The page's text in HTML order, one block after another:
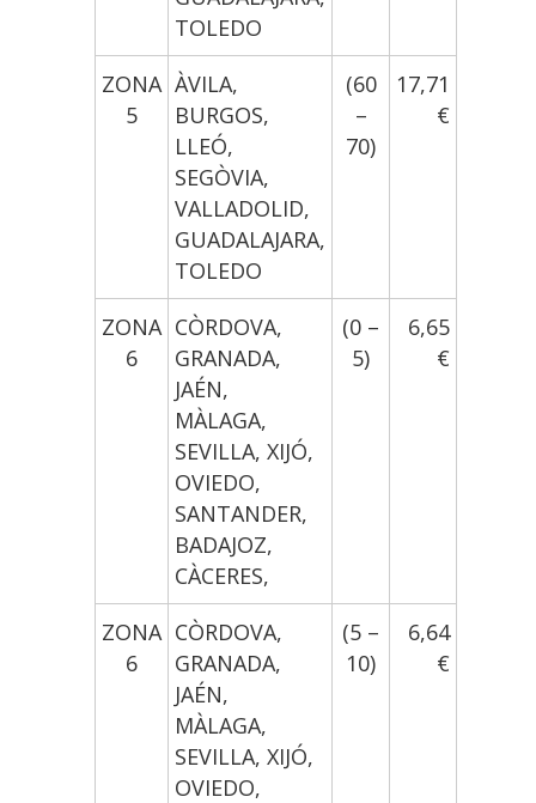
TOLEDO
ZONA
5
ÀVILA,
BURGOS,
LLEÓ,
SEGÒVIA,
VALLADOLID,
GUADALAJARA,
TOLEDO
(60
–
70)
17,71
€
ZONA
6
CÒRDOVA,
GRANADA,
JAÉN,
MÀLAGA,
SEVILLA, XIJÓ,
OVIEDO,
SANTANDER,
BADAJOZ,
CÀCERES,
(0 –
5)
6,65
€
ZONA
6
CÒRDOVA,
GRANADA,
JAÉN,
MÀLAGA,
SEVILLA, XIJÓ,
OVIEDO,
(5 –
10)
6,64
€